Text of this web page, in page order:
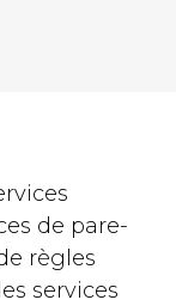
de pare-
règles
services